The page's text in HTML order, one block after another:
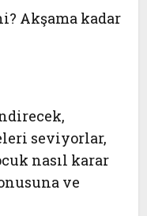
Akşama kadar
seviyorlar,
nasıl karar
ve